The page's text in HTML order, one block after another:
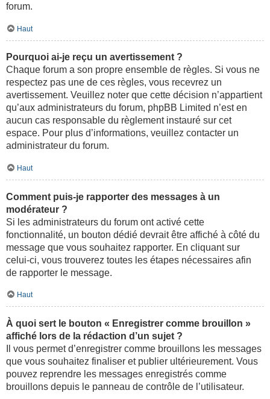
forum.
Haut
Pourquoi ai-je reçu un avertissement ?
Chaque forum a son propre ensemble de règles. Si vous ne
respectez pas une de ces règles, vous recevrez un
avertissement. Veuillez noter que cette décision n’appartient
qu’aux administrateurs du forum, phpBB Limited n’est en
aucun cas responsable du règlement instauré sur cet
espace. Pour plus d’informations, veuillez contacter un
administrateur du forum.
Haut
Comment puis-je rapporter des messages à un
modérateur ?
Si les administrateurs du forum ont activé cette
fonctionnalité, un bouton dédié devrait être affiché à côté du
message que vous souhaitez rapporter. En cliquant sur
celui-ci, vous trouverez toutes les étapes nécessaires afin
de rapporter le message.
Haut
À quoi sert le bouton « Enregistrer comme brouillon »
affiché lors de la rédaction d’un sujet ?
Il vous permet d’enregistrer comme brouillons les messages
que vous souhaitez finaliser et publier ultérieurement. Vous
pouvez reprendre les messages enregistrés comme
brouillons depuis le panneau de contrôle de l’utilisateur.